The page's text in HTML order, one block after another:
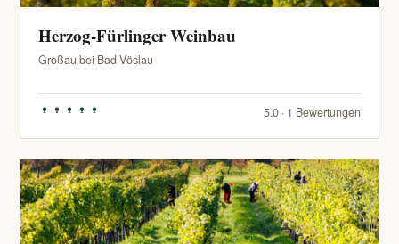
Herzog-Fürlinger Weinbau
Großau bei Bad Vöslau
5.0 · 1 Bewertungen